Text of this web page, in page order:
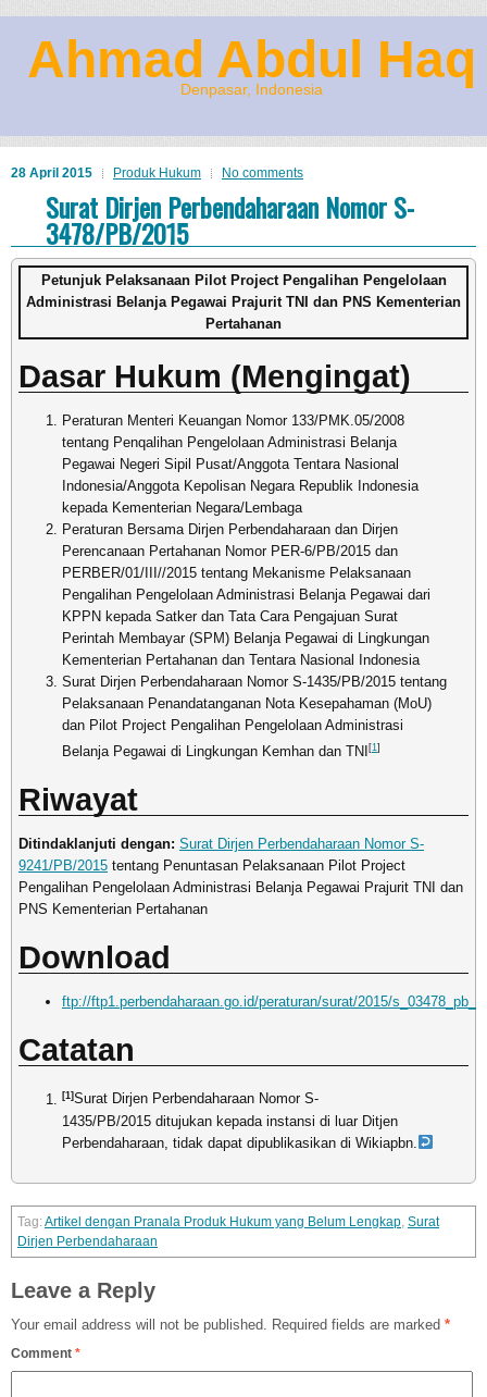
Ahmad Abdul Haq
Denpasar, Indonesia
28 April 2015 Produk Hukum No comments
Surat Dirjen Perbendaharaan Nomor S-
3478/PB/2015
Petunjuk Pelaksanaan Pilot Project Pengalihan Pengelolaan
Administrasi Belanja Pegawai Prajurit TNI dan PNS Kementerian
Pertahanan
Dasar Hukum (Mengingat)
Peraturan Menteri Keuangan Nomor 133/PMK.05/2008
tentang Penqalihan Pengelolaan Administrasi Belanja
Pegawai Negeri Sipil Pusat/Anggota Tentara Nasional
Indonesia/Anggota Kepolisan Negara Republik Indonesia
kepada Kementerian Negara/Lembaga
Peraturan Bersama Dirjen Perbendaharaan dan Dirjen
Perencanaan Pertahanan Nomor PER-6/PB/2015 dan
PERBER/01/III//2015 tentang Mekanisme Pelaksanaan
Pengalihan Pengelolaan Administrasi Belanja Pegawai dari
KPPN kepada Satker dan Tata Cara Pengajuan Surat
Perintah Membayar (SPM) Belanja Pegawai di Lingkungan
Kementerian Pertahanan dan Tentara Nasional Indonesia
Surat Dirjen Perbendaharaan Nomor S-1435/PB/2015 tentang
Pelaksanaan Penandatanganan Nota Kesepahaman (MoU)
dan Pilot Project Pengalihan Pengelolaan Administrasi
Belanja Pegawai di Lingkungan Kemhan dan TNI [1]
Riwayat
Ditindaklanjuti dengan: Surat Dirjen Perbendaharaan Nomor S-
9241/PB/2015 tentang Penuntasan Pelaksanaan Pilot Project
Pengalihan Pengelolaan Administrasi Belanja Pegawai Prajurit TNI dan
PNS Kementerian Pertahanan
Download
ftp://ftp1.perbendaharaan.go.id/peraturan/surat/2015/
Catatan
[1]Surat Dirjen Perbendaharaan Nomor S-
1435/PB/2015 ditujukan kepada instansi di luar Ditjen
Perbendaharaan, tidak dapat dipublikasikan di Wikiapbn.
Artikel dengan Pranala Produk Hukum yang Belum Lengkap Surat
Dirjen Perbendaharaan
Leave a Reply
Your email address will not be published. Required fields are marked *
Comment *